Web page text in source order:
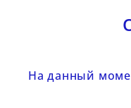
На данный